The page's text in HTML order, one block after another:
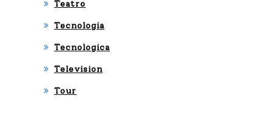
Teatro
Tecnologia
Tecnologica
Television
Tour